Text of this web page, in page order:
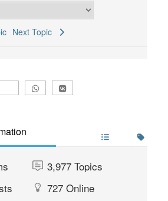
Next Topic
3,977 Topics
727 Online